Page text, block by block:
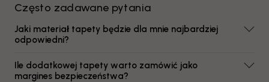
Często zadawane pytania
Jaki materiał tapety będzie dla mnie najbardziej
odpowiedni?
Ile dodatkowej tapety warto zamówić jako
margines bezpieczeństwa?